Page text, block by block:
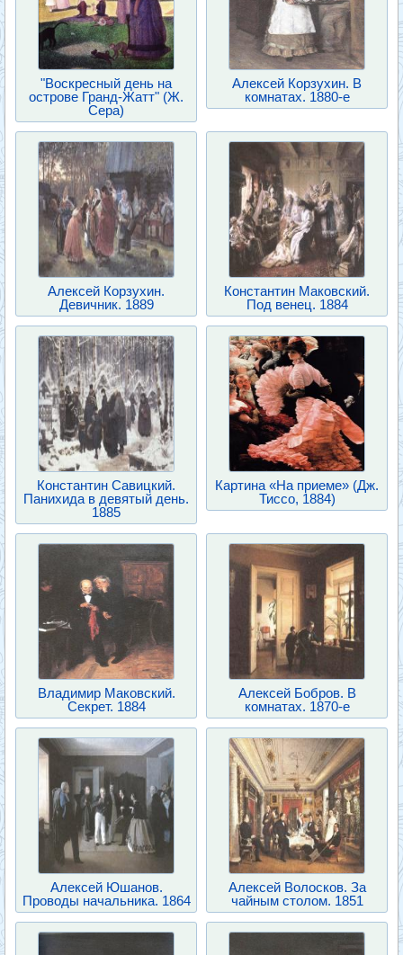
"Воскресный день на
острове Гранд-Жатт" (Ж.
Сера)
Алексей Корзухин. В
комнатах. 1880-е
Алексей Корзухин.
Девичник. 1889
Константин Маковский.
Под венец. 1884
Константин Савицкий.
Панихида в девятый день.
1885
Картина «На приеме» (Дж.
Тиссо, 1884)
Владимир Маковский.
Секрет. 1884
Алексей Бобров. В
комнатах. 1870-е
Алексей Юшанов.
Проводы начальника. 1864
Алексей Волосков. За
чайным столом. 1851